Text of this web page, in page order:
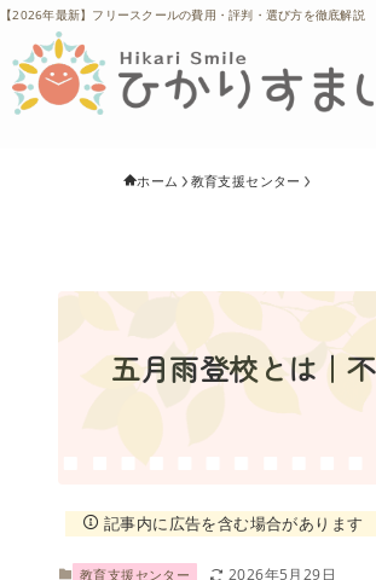
【2026年最新】フリースクールの費用・評判・選び方を徹底解説
ホーム 教育支援センター
五月雨登校とは｜
記事内に広告を含む場合があります
教育支援センター 2026年5月29日